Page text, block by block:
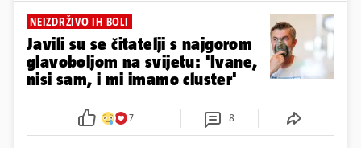
NEIZDRŽIVO IH BOLI
Javili su se čitatelji s najgorom
glavoboljom na svijetu: 'Ivane,
nisi sam, i mi imamo cluster'
7 8